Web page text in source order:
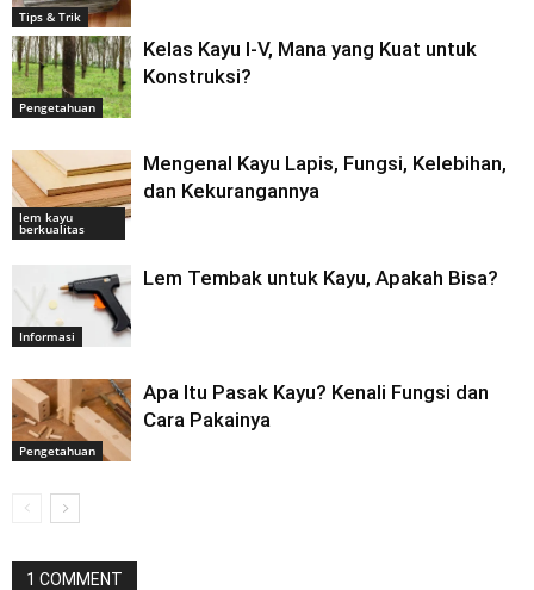
Tips & Trik
Pengetahuan
Kelas Kayu I-V, Mana yang Kuat untuk
Konstruksi?
lem kayu
berkualitas
Mengenal Kayu Lapis, Fungsi, Kelebihan,
dan Kekurangannya
Informasi
Lem Tembak untuk Kayu, Apakah Bisa?
Pengetahuan
Apa Itu Pasak Kayu? Kenali Fungsi dan
Cara Pakainya
1 COMMENT